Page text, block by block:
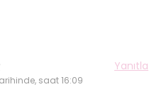
saat 16:09
Yanıtla